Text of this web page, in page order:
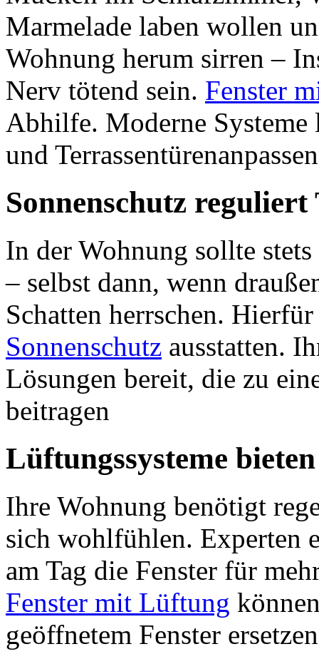
Marmelade laben wollen
Wohnung herum sirren –
Nerv tötend sein. Fenster
Abhilfe. Moderne Systeme
und
Sonnenschutz
In der Wohnung sollte
– selbst dann, wenn
Schatten herrschen.
Sonnenschutz ausstatten.
Lösungen bereit, die zu
beitragen
Lüftungssysteme
Ihre Wohnung benötigt
sich wohlfühlen. Experten
am Tag die Fenster für
Fenster mit Lüftung
geöffnetem Fenster